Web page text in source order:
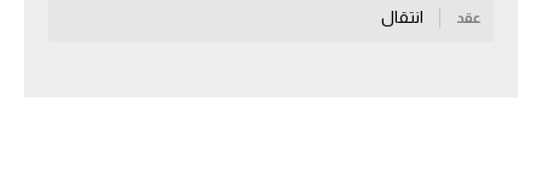
سعودي في الجول
عقد انتقال